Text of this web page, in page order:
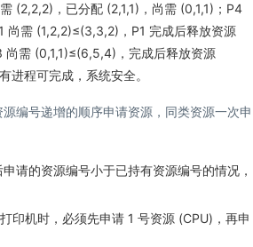
(2,2,2)，已分配 (2,1,1)，尚需 (0,1,1)；P4
需 (1,2,2)≤(3,3,2)，P1 完成后释放资源
需 (0,1,1)≤(6,5,4)，完成后释放资源
程可完成，系统安全。
编号递增的顺序申请资源，同类资源一次申
请的资源编号小于已持有资源编号的情况，
印机时，必须先申请 1 号资源 (CPU)，再申